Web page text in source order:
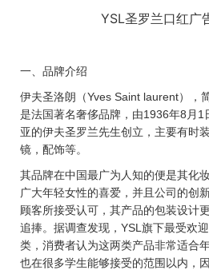
YSL圣罗兰口红广
一、品牌介绍
伊夫圣洛朗（Yves Saint laurent），
是法国著名奢侈品牌，由1936年8 月 1
亚的伊夫圣罗兰先生创立，主要有时
镜，配饰等。
其品牌在中国最广为人知的便是其化
广大年轻女性的喜爱，并且公司的创
顾客所接受认可，其产品的包装设计
追捧。据调查发现， YSL 旗下最受欢
类，消费者认为这两类产品非常适合
也在很多学生能够接受的范围以内，